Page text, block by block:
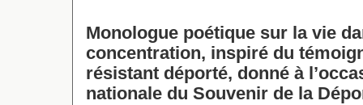
Monologue poétique sur la vie
concentration, inspiré du
résistant déporté, donné à
nationale du Souvenir de la